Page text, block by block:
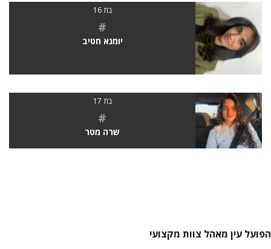
בת 16
#
יומנא חטיב
בת 17
#
שרה מטר
הפועל עין מאהל צוות מקצועי